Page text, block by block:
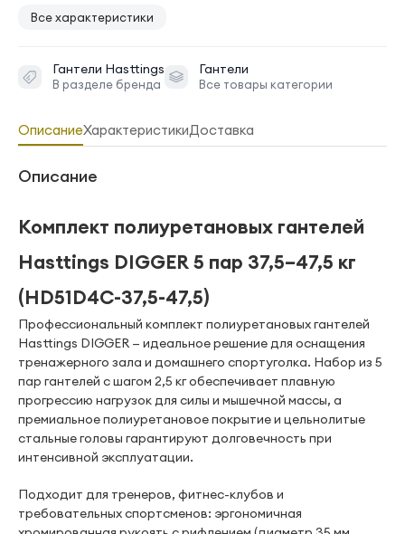
Все характеристики
Гантели Hasttings
В разделе бренда
Гантели
Все товары категории
ОписаниеХарактеристикиДоставка
Описание
Комплект полиуретановых гантелей
Hasttings DIGGER 5 пар 37,5–47,5 кг
(HD51D4C-37,5-47,5)
Профессиональный комплект полиуретановых гантелей
Hasttings DIGGER — идеальное решение для оснащения
тренажерного зала и домашнего спортуголка. Набор из 5
пар гантелей с шагом 2,5 кг обеспечивает плавную
прогрессию нагрузок для силы и мышечной массы, а
премиальное полиуретановое покрытие и цельнолитые
стальные головы гарантируют долговечность при
интенсивной эксплуатации.
Подходит для тренеров, фитнес-клубов и
требовательных спортсменов: эргономичная